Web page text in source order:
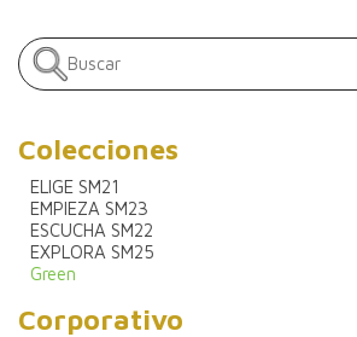
Colecciones
ELIGE SM21
EMPIEZA SM23
ESCUCHA SM22
EXPLORA SM25
Green
Corporativo